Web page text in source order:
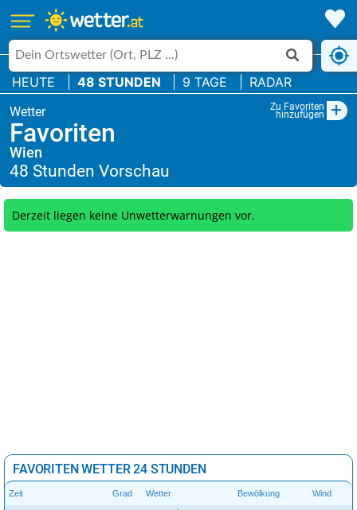
HEUTE 48 STUNDEN 9 TAGE RADAR
Zu Favoriten
hinzufügen +
Favoriten
Wien
Derzeit liegen keine Unwetterwarnungen vor.
FAVORITEN WETTER 24 STUNDEN
Zeit Grad Wetter Bewölkung Wind